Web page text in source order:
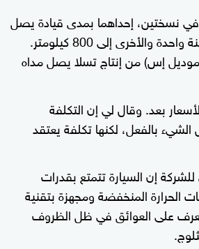
في نسختين، إحداهما بمدى قيادة يصل
إلى 668 كيلومترا بشحنة واحدة والأخرى إلى 800 كيلومتر.
(موديل إس) من إنتاج تسلا يصل مداه
بعد. وقال لي إن التكلفة
بالفعل، لكنها تكلفة يعتقد
إن السيارة تتمتع بقدرات
الحرارة المنخفضة ومجهزة بتقنية
على العوائق في ظل الظروف